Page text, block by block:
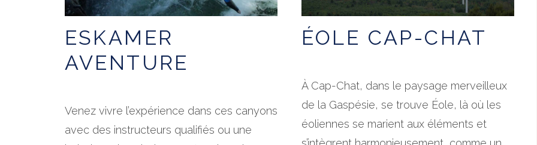
ESKAMER
AVENTURE
Venez vivre l’expérience dans ces canyons
avec des instructeurs qualifiés ou une
ÉOLE CAP-CHAT
À Cap-Chat, dans le paysage merveilleux
de la Gaspésie, se trouve Éole, là où les
éoliennes se marient aux éléments et